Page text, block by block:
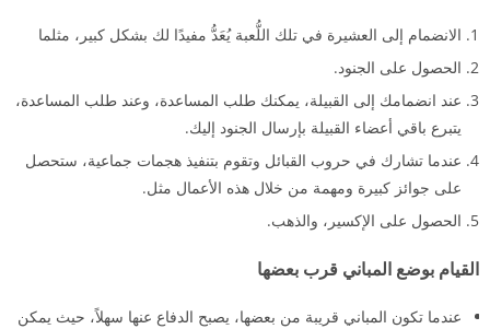
الانضمام إلى العشيرة في تلك اللُّعبة يُعَدُّ مفيدًا لك بشكل كبير، مثلما
الحصول على الجنود.
عند انضمامك إلى القبيلة، يمكنك طلب المساعدة، وعند طلب المساعدة،
يتبرع باقي أعضاء القبيلة بإرسال الجنود إليك.
عندما تشارك في حروب القبائل وتقوم بتنفيذ هجمات جماعية، ستحصل
على جوائز كبيرة ومهمة من خلال هذه الأعمال مثل.
الحصول على الإكسير، والذهب.
القيام بوضع المباني قرب بعضها
عندما تكون المباني قريبة من بعضها، يصبح الدفاع عنها سهلاً، حيث يمكن